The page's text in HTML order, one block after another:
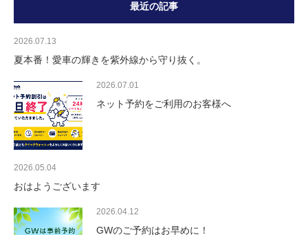
最近の記事
2026.07.13
夏本番！愛車の輝きを紫外線から守り抜く。
2026.07.01
ネット予約をご利用のお客様へ
2026.05.04
おはようございます
2026.04.12
GWのご予約はお早めに！